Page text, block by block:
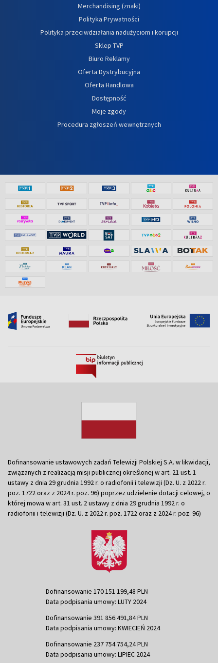
Merchandising (znaki)
Polityka Prywatności
Polityka przeciwdziałania nadużyciom i korupcji
Sklep TVP
Biuro Reklamy
Oferta Dystrybucyjna
Oferta Handlowa
Dostępność
Moje zgody
Procedura zgłoszeń wewnętrznych
Dofinansowanie ustawowych zadań Telewizji Polskiej S.A. w likwidacji,
związanych z realizacją misji publicznej określonej w art. 21 ust. 1
ustawy z dnia 29 grudnia 1992 r. o radiofonii i telewizji (Dz. U. z 2022 r.
poz. 1722 oraz z 2024 r. poz. 96) poprzez udzielenie dotacji celowej, o
której mowa w art. 31 ust. 2 ustawy z dnia 29 grudnia 1992 r. o
radiofonii i telewizji (Dz. U. z 2022 r. poz. 1722 oraz z 2024 r. poz. 96)
Dofinansowanie 170 151 199,48 PLN
Data podpisania umowy: LUTY 2024
Dofinansowanie 391 856 491,84 PLN
Data podpisania umowy: KWIECIEŃ 2024
Dofinansowanie 237 754 754,24 PLN
Data podpisania umowy: LIPIEC 2024